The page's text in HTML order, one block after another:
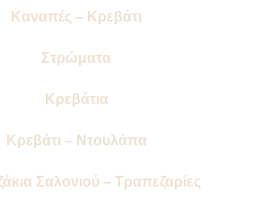
Καναπές – Κρεβάτι
Στρώματα
Κρεβάτια
Κρεβάτι – Ντουλάπα
Σαλονιού – Τραπεζαρίες